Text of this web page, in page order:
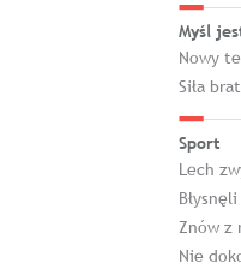
Myśl
Nowy
Siła
Sport
Lech
Znów z
Nie